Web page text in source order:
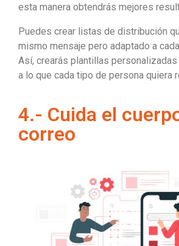
esta manera obtendrás mejores
Puedes crear listas de distribución
mismo mensaje pero adaptado a
Así, crearás plantillas personalizadas
a lo que cada tipo de persona quiera
4.- Cuida el
correo